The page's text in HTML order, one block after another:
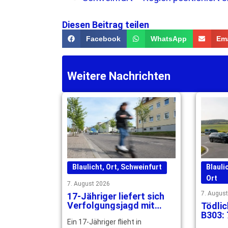
Diesen Beitrag teilen
Facebook WhatsApp
Weitere Nachrichten
Blaulicht, Ort, Schweinfurt
7. August 2026
17-Jähriger liefert sich
Verfolgungsjagd mit
Ein 17-Jähriger flieht in
Ort
7.